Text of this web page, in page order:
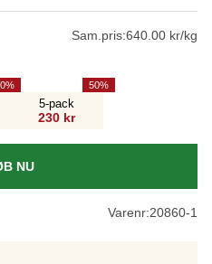
Sam.pris:640.00 kr/kg
5-pack
230 kr
50
NU
Varenr:20860-1